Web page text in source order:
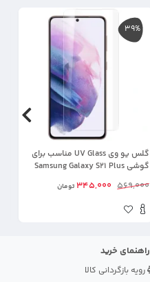
39%
گلس یو وی UV Glass مناسب برای
گوشی Samsung Galaxy S21 Plus
569,000
345,000تومان
راهنمای خرید
رویه بازگردانی کالا